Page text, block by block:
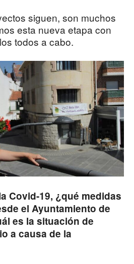
siguen, son muchos
esta nueva etapa con
todos a cabo.
Covid-19, ¿qué medidas
el Ayuntamiento de
es la situación de
a causa de la